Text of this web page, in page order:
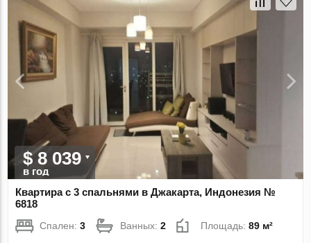
$ 8 039
в год
Квартира с 3 спальнями в Джакарта, Индонезия №
6818
Спален:3 Ванных:2 Площадь:89 м²